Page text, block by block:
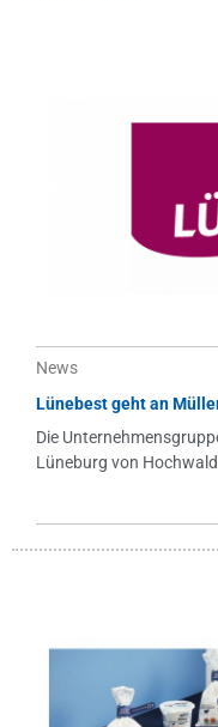
News
Lünebest geht an
Die
Lüneburg von